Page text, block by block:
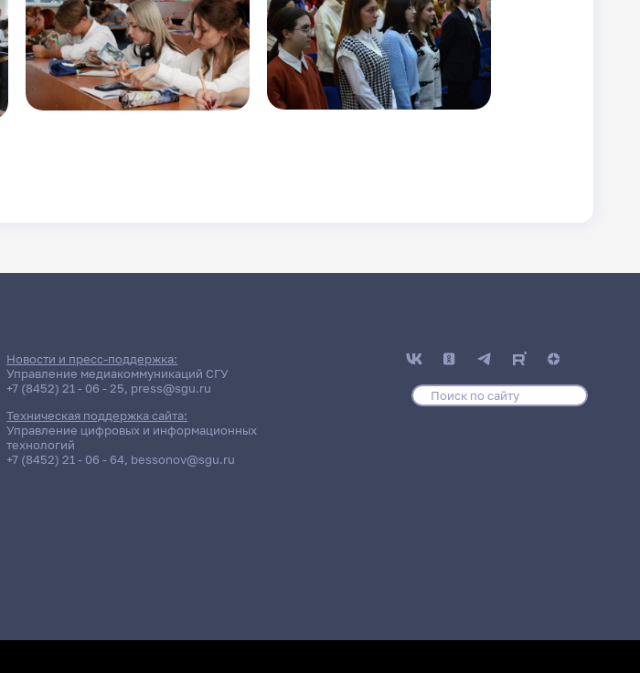
Новости и пресс-поддержка:
Управление медиакоммуникаций СГУ
+7 (8452) 21 - 06 - 25, press@sgu.ru
Техническая поддержка сайта:
Управление цифровых и информационных
технологий
+7 (8452) 21 - 06 - 64, bessonov@sgu.ru